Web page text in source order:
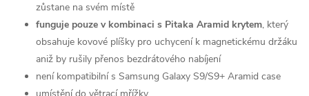
zůstane na svém místě
funguje pouze v kombinaci s Pitaka Aramid krytem, který
obsahuje kovové plíšky pro uchycení k magnetickému držáku
aniž by rušily přenos bezdrátového nabíjení
není kompatibilní s Samsung Galaxy S9/S9+ Aramid case